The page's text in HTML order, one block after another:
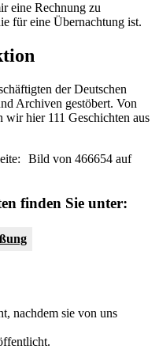
eine Rechnung zu
für eine Übernachtung ist.
der Deutschen
Archiven gestöbert. Von
wir hier 111 Geschichten aus
Bild von 466654 auf
finden Sie unter:
nachdem sie von uns